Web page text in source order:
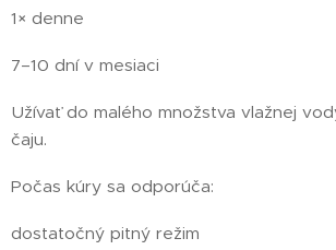
1× denne
7–10 dní v mesiaci
Užívať do malého množstva vlažnej
čaju.
Počas kúry sa odporúča:
dostatočný pitný režim